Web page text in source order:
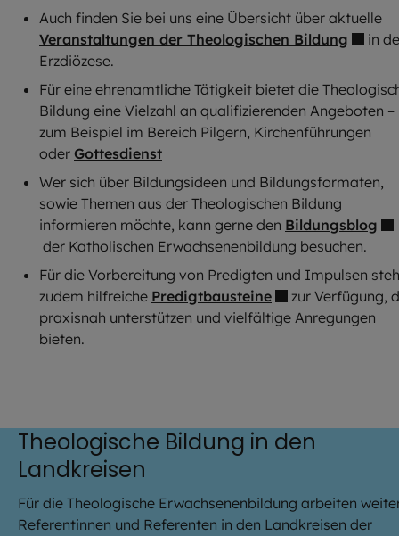
Auch finden Sie bei uns eine Übersicht über aktuelle
Veranstaltungen der Theologischen Bildung
in
Erzdiözese.
Für eine ehrenamtliche Tätigkeit bietet die
Bildung eine Vielzahl an qualifizierenden Angeboten –
zum Beispiel im Bereich Pilgern, Kirchenführungen
oder Gottesdienst
Wer sich über Bildungsideen und Bildungsformaten,
sowie Themen aus der Theologischen Bildung
informieren möchte, kann gerne den Bildungsblog
der Katholischen Erwachsenenbildung besuchen.
Für die Vorbereitung von Predigten und Impulsen
zudem hilfreiche Predigtbausteine
zur Verfügung,
praxisnah unterstützen und vielfältige Anregungen
bieten.
Theologische Bildung in den
Landkreisen
Für die Theologische Erwachsenenbildung arbeiten
Referentinnen und Referenten in den Landkreisen der